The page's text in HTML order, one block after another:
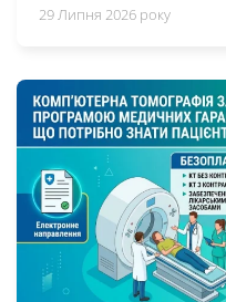
29 Липня 2026 року